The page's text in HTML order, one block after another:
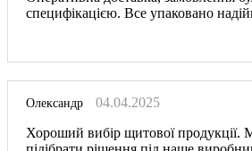
специфікацією. Все упаковано
Олександр
04.04.2025
Хороший вибір щитової продукції.